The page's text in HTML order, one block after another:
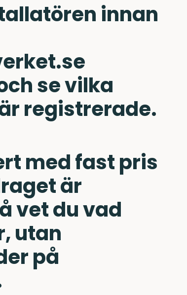
innan
se vilka
registrerade.
med fast pris
är
vet du vad
utan
på